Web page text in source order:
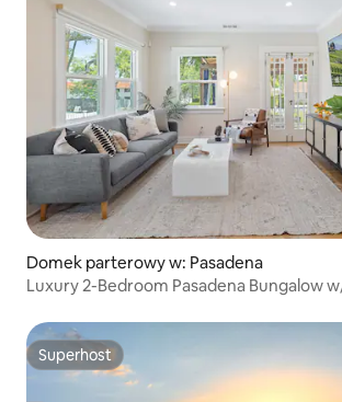
Domek parterowy w: Pasadena
Luxury 2-Bedroom Pasadena Bungalow
Superhost
Superhost